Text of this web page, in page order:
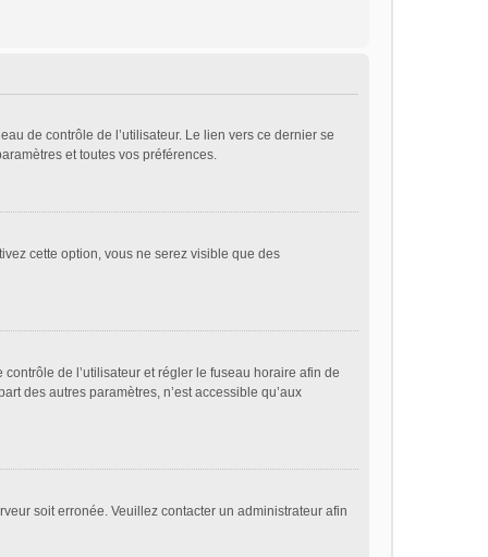
de contrôle de l’utilisateur. Le lien vers ce dernier se
et toutes vos préférences.
cette option, vous ne serez visible que des
de l’utilisateur et régler le fuseau horaire afin de
des autres paramètres, n’est accessible qu’aux
soit erronée. Veuillez contacter un administrateur afin